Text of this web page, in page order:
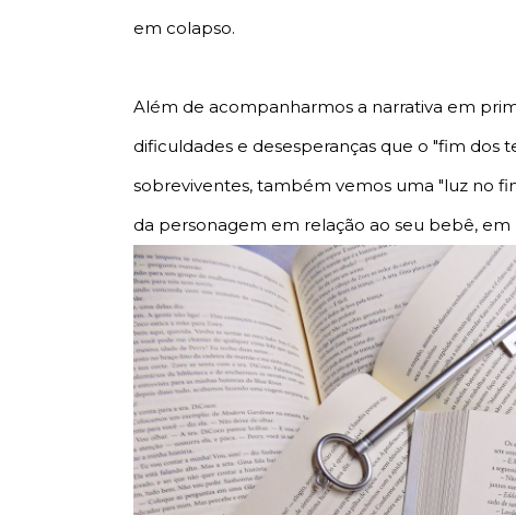
em colapso.
Além de acompanharmos a narrativa em
dificuldades e desesperanças que o "fim
sobreviventes, também vemos uma "luz no
da personagem em relação ao seu bebê, em